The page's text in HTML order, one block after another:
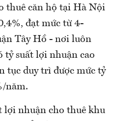
thuê căn hộ tại Hà Nội
đạt mức từ 4-
Tây Hồ - nơi luôn
tỷ suất lợi nhuận cao
tục duy trì được mức tỷ
năm.
lợi nhuận cho thuê khu